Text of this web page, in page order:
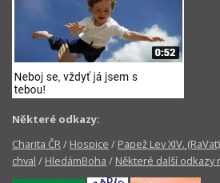
Některé odkazy:
Charita ČR / Hospice / Papež Lev XIV. (RaVat)
chval / HledámBoha / Některé další odkazy